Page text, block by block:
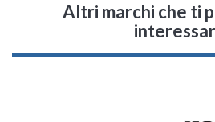
Altri marchi che ti